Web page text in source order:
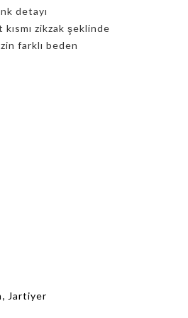
detayı
kısmı zikzak şeklinde
farklı beden
, Jartiyer